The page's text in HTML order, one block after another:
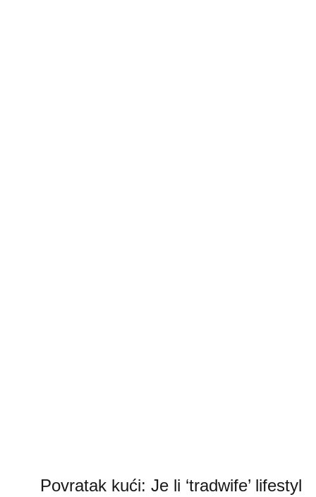
Povratak kući: Je li ‘tradwife’ lifestyle